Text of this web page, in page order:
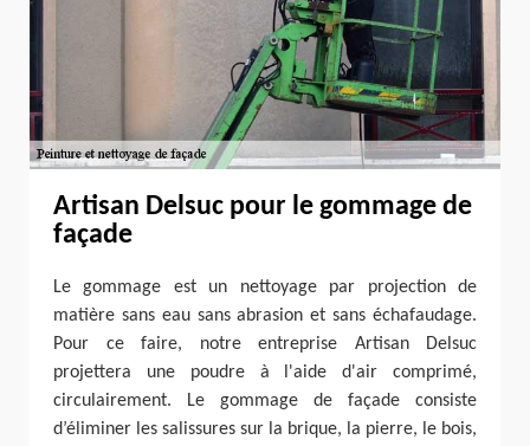
Artisan Delsuc pour le gommage de
façade
Le gommage est un nettoyage par projection de
matière sans eau sans abrasion et sans échafaudage.
Pour ce faire, notre entreprise Artisan Delsuc
projettera une poudre à l'aide d'air comprimé,
circulairement. Le gommage de façade consiste
d’éliminer les salissures sur la brique, la pierre, le bois,